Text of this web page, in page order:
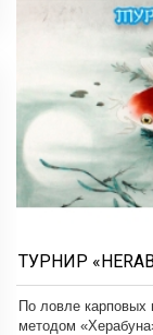
ТУРНИР
По ловле карповых
методом